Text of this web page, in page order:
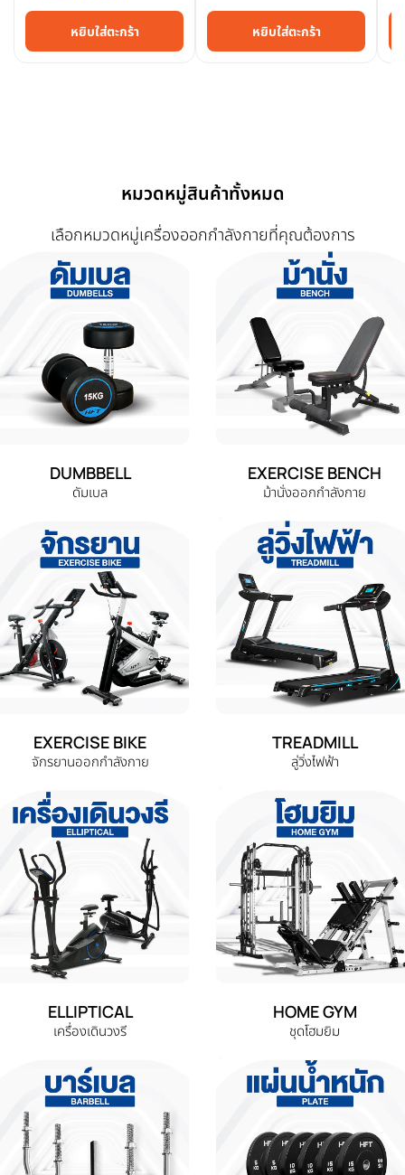
หยิบใส่ตะกร้า หยิบใส่ตะกร้า
หมวดหมู่สินค้าทั้งหมด
เลือกหมวดหมู่เครื่องออกกำลังกายที่คุณต้องการ
DUMBBELL
ดัมเบล
EXERCISE BENCH
ม้านั่งออกกำลังกาย
EXERCISE BIKE
จักรยานออกกำลังกาย
TREADMILL
ลู่วิ่งไฟฟ้า
ELLIPTICAL
เครื่องเดินวงรี
HOME GYM
ชุดโฮมยิม